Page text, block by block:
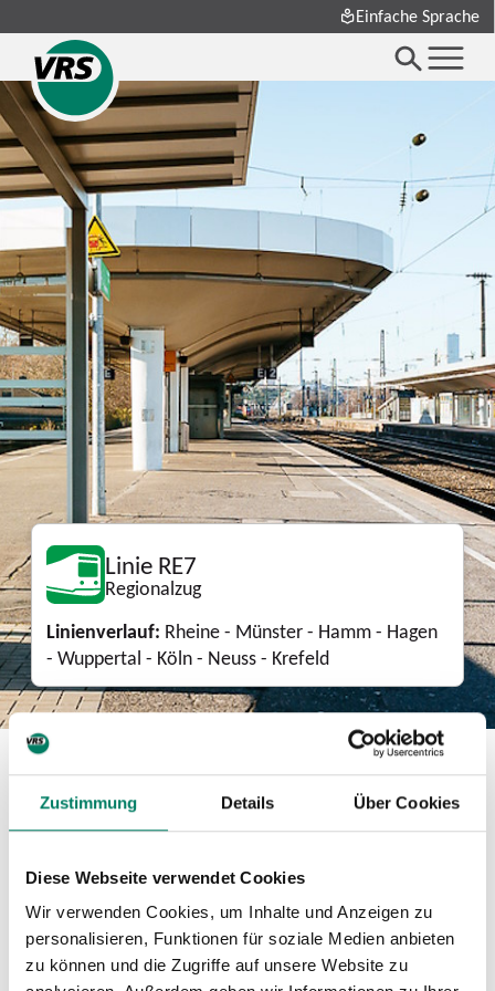
Zustimmung Details Über Cookies
Diese Webseite verwendet Cookies
Wir verwenden Cookies, um Inhalte und Anzeigen zu
personalisieren, Funktionen für soziale Medien anbieten
zu können und die Zugriffe auf unsere Website zu
Einfache Sprache
Linie RE7
Regionalzug
Linienverlauf: Rheine - Münster - Hamm - Hagen
- Wuppertal - Köln - Neuss - Krefeld
Download
Linienkarte
Mini-Fahrplan